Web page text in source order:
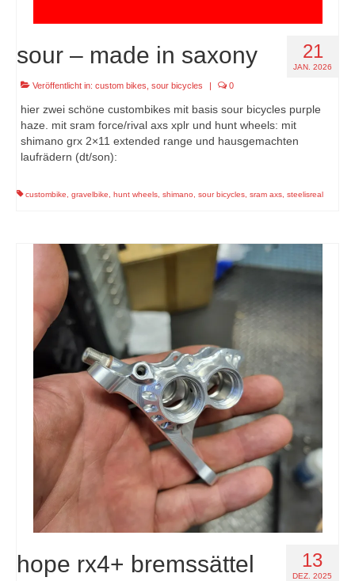
21
JAN. 2026
sour – made in saxony
Veröffentlicht in: custom bikes sour bicycles | 0
hier zwei schöne custombikes mit basis sour bicycles purple
haze. mit sram force/rival axs xplr und hunt wheels: mit
shimano grx 2×11 extended range und hausgemachten
laufrädern (dt/son):
custombike gravelbike hunt wheels shimano sour bicycles sram axs steelisreal
13
DEZ. 2025
hope rx4+ bremssättel